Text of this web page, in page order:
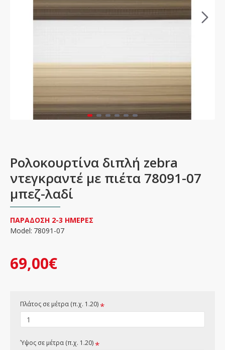
Ρολοκουρτίνα διπλή zebra
ντεγκραντέ με πιέτα 78091-07
μπεζ-λαδί
69,00€
ΠΑΡΑΔΟΣΗ 2-3 ΗΜΕΡΕΣ
Model: 78091-07
Πλάτος σε μέτρα (π.χ. 1.20)
Ύψος σε μέτρα (π.χ. 1.20)